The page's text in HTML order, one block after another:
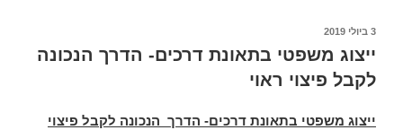
פורסם
3 ביולי 2019
ייצוג משפטי בתאונת דרכים- הדרך הנכונה
לקבל פיצוי ראוי
ייצוג משפטי בתאונת דרכים- הדרך הנכונה לקבל פיצוי